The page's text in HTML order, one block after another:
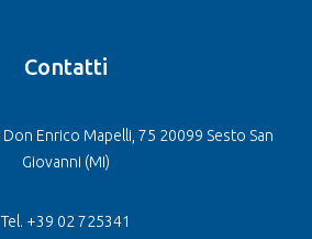
Contatti
Don Enrico Mapelli, 75 20099 Sesto San
Giovanni (MI)
Tel. +39 02 725341